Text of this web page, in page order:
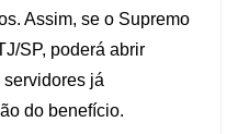
Assim, se o Supremo
SP, poderá abrir
já
do benefício.